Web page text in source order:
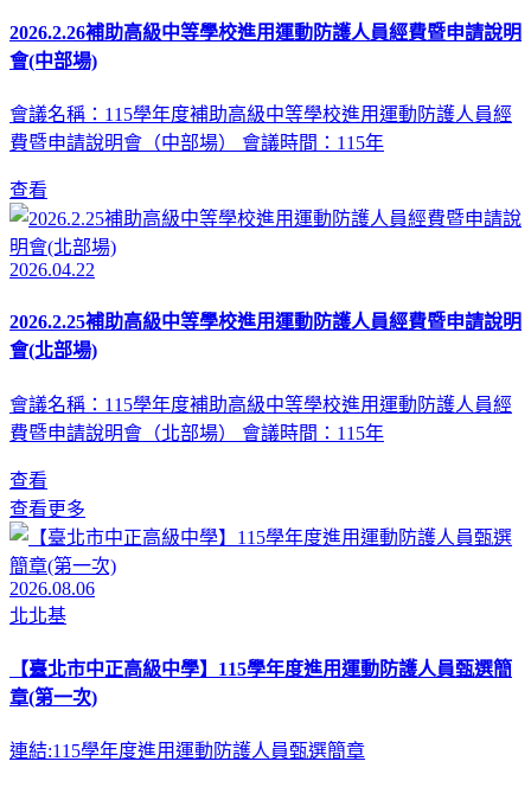
2026.2.26補助高級中等學校進用運動防護人員經費暨申請說明
會(中部場)
會議名稱：115學年度補助高級中等學校進用運動防護人員經
費暨申請說明會（中部場） 會議時間：115年
查看
2026.04.22
2026.2.25補助高級中等學校進用運動防護人員經費暨申請說明
會(北部場)
會議名稱：115學年度補助高級中等學校進用運動防護人員經
費暨申請說明會（北部場） 會議時間：115年
查看
查看更多
2026.08.06
北北基
【臺北市中正高級中學】115學年度進用運動防護人員甄選簡
章(第一次)
連結:115學年度進用運動防護人員甄選簡章